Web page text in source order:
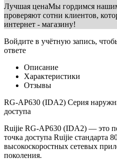
Лучшая ценаМы гордимся
проверяют сотни клиентов,
интернет - магазину!
Войдите в учётную запись,
ответе
Описание
Характеристики
Отзывы
RG-AP630 (IDA2) Серия
доступа
Ruijie RG-AP630 (IDA2) — это
точка доступа Ruijie стандарта
высокоскоростных сетевых
поколения.